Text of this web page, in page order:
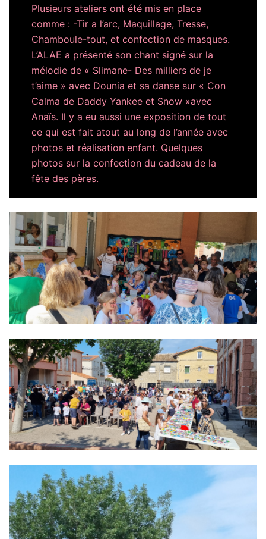
Plusieurs ateliers ont été mis en place
comme : -Tir a l’arc, Maquillage, Tresse,
Chamboule-tout, et confection de masques.
L’ALAE a présenté son chant signé sur la
mélodie de « Slimane- Des milliers de je
t’aime » avec Dounia et sa danse sur « Con
Calma de Daddy Yankee et Snow »avec
Anaïs. Il y a eu aussi une exposition de tout
ce qui est fait atout au long de l’année avec
photos et réalisation enfant. Quelques
photos sur la confection du cadeau de la
fête des pères.